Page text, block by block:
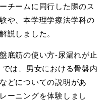
チームに同行した際のス
や、本学理学療法学科の
説しました。
底筋の使い方-尿漏れが止
は、男女における骨盤内
どについての説明があ
ーニングを体験しまし